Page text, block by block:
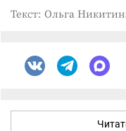
Текст: Ольга